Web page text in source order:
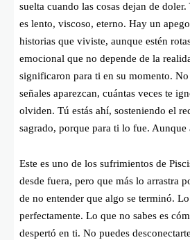
suelta cuando las cosas dejan de
es lento, viscoso, eterno. Hay un
historias que viviste, aunque estén
emocional que no depende de la
significaron para ti en su momento.
señales aparezcan, cuántas veces te
olviden. Tú estás ahí, sosteniendo el
sagrado, porque para ti lo fue. Aunque
Este es uno de los sufrimientos de
desde fuera, pero que más lo arrastra
de no entender que algo se terminó.
perfectamente. Lo que no sabes es
despertó en ti. No puedes